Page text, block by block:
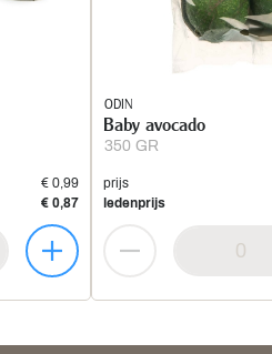
€ 0,99
€ 0,87
ODIN
350 GR
Baby avocado
prijs
ledenprijs